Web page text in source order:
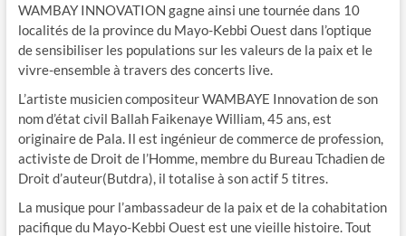
WAMBAY INNOVATION gagne ainsi une tournée dans 10
localités de la province du Mayo-Kebbi Ouest dans l’optique
de sensibiliser les populations sur les valeurs de la paix et le
vivre-ensemble à travers des concerts live.
L’artiste musicien compositeur WAMBAYE Innovation de son
nom d’état civil Ballah Faikenaye William, 45 ans, est
originaire de Pala. Il est ingénieur de commerce de profession,
activiste de Droit de l’Homme, membre du Bureau Tchadien de
Droit d’auteur(Butdra), il totalise à son actif 5 titres.
La musique pour l’ambassadeur de la paix et de la cohabitation
pacifique du Mayo-Kebbi Ouest est une vieille histoire. Tout